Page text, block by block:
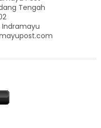
Tengah